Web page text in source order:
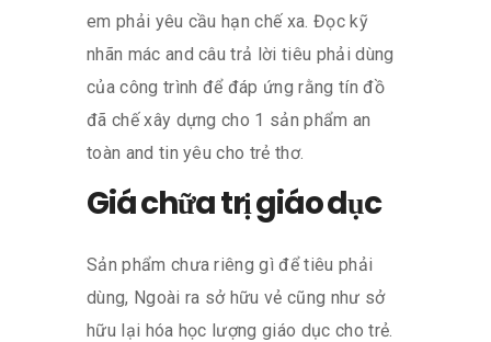
em phải yêu cầu hạn chế xa. Đọc kỹ
nhãn mác and câu trả lời tiêu phải dùng
của công trình để đáp ứng rằng tín đồ
đã chế xây dựng cho 1 sản phẩm an
toàn and tin yêu cho trẻ thơ.
Giá chữa trị giáo dục
Sản phẩm chưa riêng gì để tiêu phải
dùng, Ngoài ra sở hữu vẻ cũng như sở
hữu lại hóa học lượng giáo dục cho trẻ.